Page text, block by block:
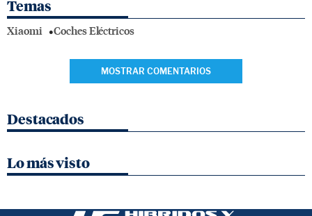
Temas
Xiaomi Coches Eléctricos
MOSTRAR COMENTARIOS
Destacados
Lo más visto